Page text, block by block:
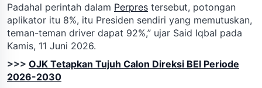
Padahal perintah dalam Perpres tersebut, potongan
aplikator itu 8%, itu Presiden sendiri yang memutuskan,
teman-teman driver dapat 92%,” ujar Said Iqbal pada
Kamis, 11 Juni 2026.
>>> OJK Tetapkan Tujuh Calon Direksi BEI Periode
2026-2030